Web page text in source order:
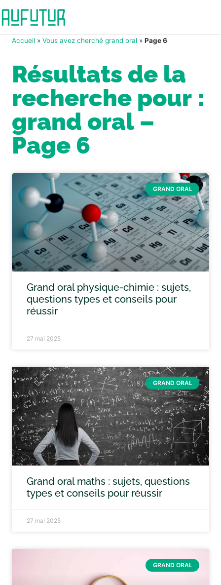
Accueil » Vous avez cherché grand oral » Page 6
Résultats de la
recherche pour :
grand oral –
Page 6
GRAND ORAL
Grand oral physique-chimie : sujets,
questions types et conseils pour
réussir
27 mai 2025
GRAND ORAL
Grand oral maths : sujets, questions
types et conseils pour réussir
27 mai 2025
GRAND ORAL